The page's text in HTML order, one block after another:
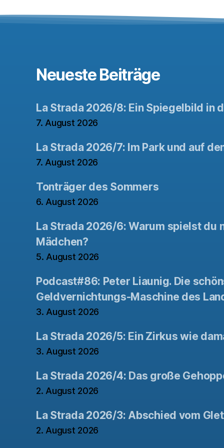
Neueste Beiträge
La Strada 2026/8: Ein Spiegelbild in
7. August 2026
La Strada 2026/7: Im Park und auf
7. August 2026
Tonträger des Sommers
6. August 2026
La Strada 2026/6: Warum spielst du
Mädchen?
5. August 2026
Podcast#86: Peter Liaunig. Die
Geldvernichtungs-Maschine des
3. August 2026
La Strada 2026/5: Ein Zirkus wie
3. August 2026
La Strada 2026/4: Das große
2. August 2026
La Strada 2026/3: Abschied vom
2. August 2026